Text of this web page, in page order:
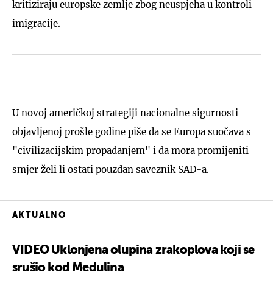
kritiziraju europske zemlje zbog neuspjeha u kontroli
imigracije.
U novoj američkoj strategiji nacionalne sigurnosti
objavljenoj prošle godine piše da se Europa suočava s
"civilizacijskim propadanjem" i da mora promijeniti
smjer želi li ostati pouzdan saveznik SAD-a.
AKTUALNO
VIDEO Uklonjena olupina zrakoplova koji se
srušio kod Medulina